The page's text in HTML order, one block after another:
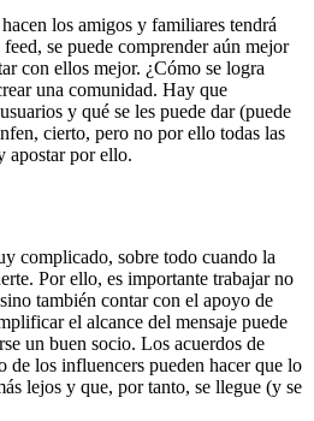
los amigos y familiares tendrá
se puede comprender aún mejor
con ellos mejor. ¿Cómo se logra
una comunidad. Hay que
y qué se les puede dar (puede
cierto, pero no por ello todas las
apostar por ello.
complicado, sobre todo cuando la
Por ello, es importante trabajar no
también contar con el apoyo de
el alcance del mensaje puede
un buen socio. Los acuerdos de
de los influencers pueden hacer que lo
lejos y que, por tanto, se llegue (y se